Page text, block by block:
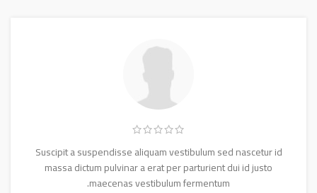
Suscipit a suspendisse aliquam vestibulum sed nascetur id
massa dictum pulvinar a erat per parturient dui id justo
maecenas vestibulum fermentum.